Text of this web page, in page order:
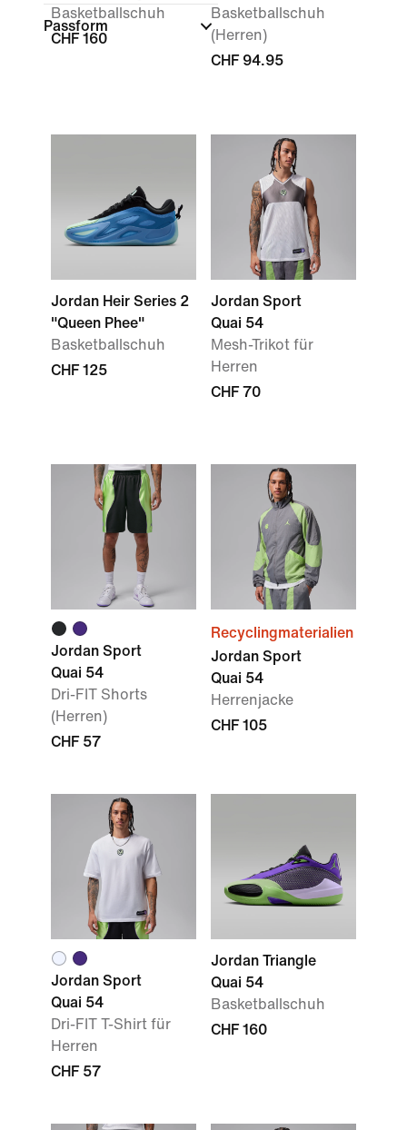
Passform
Basketballschuh
CHF 160
Basketballschuh
(Herren)
CHF 94.95
Jordan Heir Series 2
"Queen Phee"
Basketballschuh
CHF 125
Jordan Sport
Quai 54
Mesh-Trikot für
Herren
CHF 70
Jordan Sport
Quai 54
Dri-FIT Shorts
(Herren)
CHF 57
Recyclingmaterialien
Jordan Sport
Quai 54
Herrenjacke
CHF 105
Jordan Sport
Quai 54
Dri-FIT T-Shirt für
Herren
CHF 57
Jordan Triangle
Quai 54
Basketballschuh
CHF 160